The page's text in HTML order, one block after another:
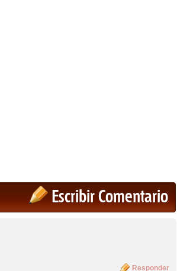
Escribir Comentario
Responder